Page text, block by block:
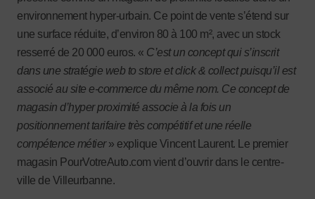
environnement hyper-urbain. Ce point de vente s’étend sur
une surface réduite, d’environ 80 à 100 m², avec un stock
resserré de 20 000 euros. « C’est un concept qui s’inscrit
dans une stratégie web to store et click & collect puisqu’il est
associé au site e-commerce du même nom. Ce concept de
magasin d’hyper proximité associe à la fois un
positionnement tarifaire très compétitif et une réelle
compétence métier» explique Vincent Laurent. Le premier
magasin PourVotreAuto.com vient d’ouvrir dans le centre-
ville de Villeurbanne.